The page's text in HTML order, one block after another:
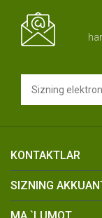
KONTAKTLAR
SIZNING
MA `LUMOT